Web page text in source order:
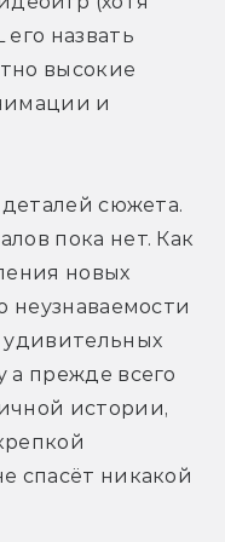
назвать
высокие
и
сюжета.
пока нет. Как
новых
неузнаваемости
удивительных
прежде всего
истории,
спасёт никакой